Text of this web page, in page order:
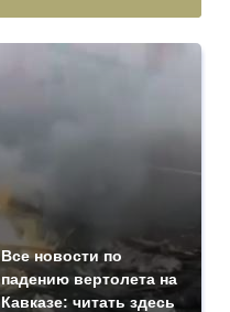
Все новости по
падению вертолета на
Кавказе: читать здесь